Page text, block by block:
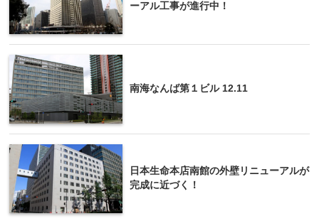
ーアル工事が進行中！
南海なんば第１ビル 12.11
日本生命本店南館の外壁リニューアルが
完成に近づく！